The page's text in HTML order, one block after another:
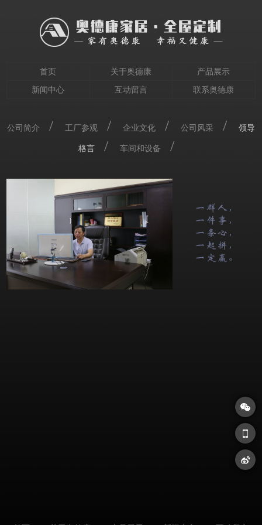
首页 关于奥德康
产品展示
新闻中心
互动留言 联系奥德康
公司简介 / 工厂参观 / 企业文化 / 公司风采 / 领导
格言 / 车间和设备 /